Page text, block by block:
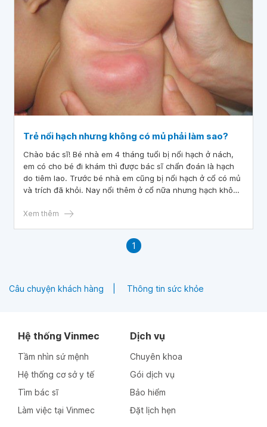
Trẻ nổi hạch nhưng không có mủ phải làm sao?
Chào bác sĩ! Bé nhà em 4 tháng tuổi bị nổi hạch ở nách,
em có cho bé đi khám thì được bác sĩ chẩn đoán là hạch
do tiêm lao. Trước bé nhà em cũng bị nổi hạch ở cổ có mủ
và trích đã khỏi. Nay nổi thêm ở cổ nữa nhưng hạch không
không có mủ phải làm sao?
Xem thêm
1
Câu chuyện khách hàng Thông tin sức khỏe
Hệ thống Vinmec
Tầm nhìn sứ mệnh
Hệ thống cơ sở y tế
Tìm bác sĩ
Làm việc tại Vinmec
Dịch vụ
Chuyên khoa
Gói dịch vụ
Bảo hiểm
Đặt lịch hẹn